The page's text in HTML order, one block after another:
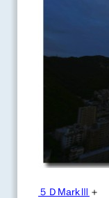
５ＤMarkⅢ ＋